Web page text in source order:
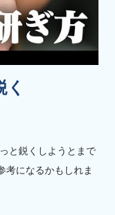
と鋭くしようとまで
考になるかもしれま